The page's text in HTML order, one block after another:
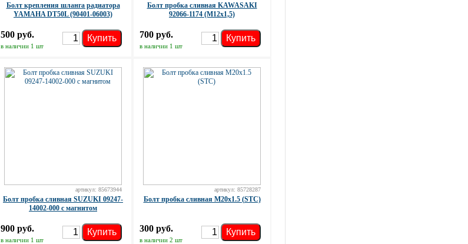
Болт крепления шланга радиатора
YAMAHA DT50L (90401-06003)
500 руб.
в наличии 1 шт
Купить
Болт пробка сливная KAWASAKI
92066-1174 (М12х1,5)
700 руб.
в наличии 1 шт
Купить
артикул: 85673944
Болт пробка сливная SUZUKI 09247-
14002-000 с магнитом
900 руб.
в наличии 1 шт
Купить
артикул: 85728287
Болт пробка сливная М20x1.5 (STC)
300 руб.
в наличии 2 шт
Купить